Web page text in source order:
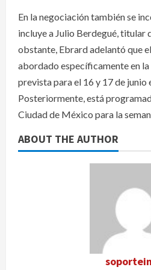
En la negociación también se
incluye a Julio Berdegué, titular
obstante, Ebrard adelantó que
abordado específicamente en
prevista para el 16 y 17 de junio
Posteriormente, está
Ciudad de México para la
ABOUT THE AUTHOR